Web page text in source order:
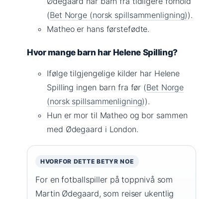
(Bet Norge (norsk spillsammenligning)).
Matheo er hans førstefødte.
Hvor mange barn har Helene Spilling?
Ifølge tilgjengelige kilder har Helene
Spilling ingen barn fra før (Bet Norge
(norsk spillsammenligning)).
Hun er mor til Matheo og bor sammen
med Ødegaard i London.
HVORFOR DETTE BETYR NOE
For en fotballspiller på toppnivå som
Martin Ødegaard, som reiser ukentlig